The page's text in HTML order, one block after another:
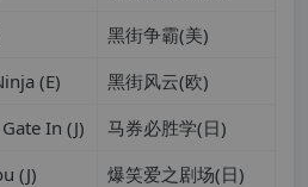
黑街争霸(美)
(E)
黑街风云(欧)
In (J)
马券必胜学(日)
(J)
爆笑爱之剧场(日)